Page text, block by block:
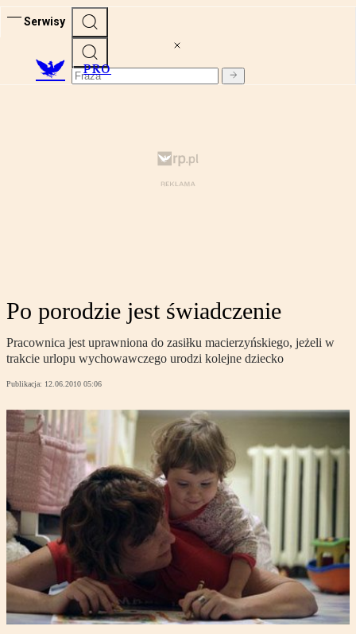
Serwisy
PRO
Po porodzie jest świadczenie
Pracownica jest uprawniona do zasiłku macierzyńskiego, jeżeli w
trakcie urlopu wychowawczego urodzi kolejne dziecko
Publikacja: 12.06.2010 05:06